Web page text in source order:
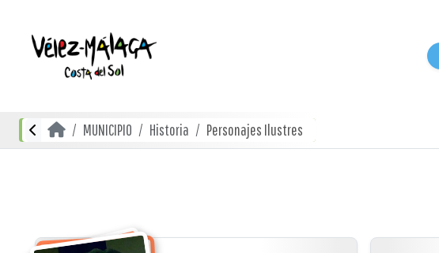
MUNICIPIO Historia Personajes Ilustres